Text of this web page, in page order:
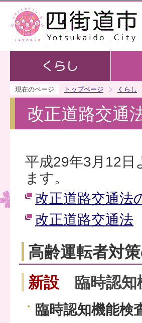
現在のページ トップページ くらし
改正道路交通
平成29年3月12日
ます。
改正道路交通
改正道路交通法
高齢運転者対
新設 臨時認知
臨時認知機能検